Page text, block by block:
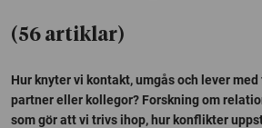
(56 artiklar)
Hur knyter vi kontakt, umgås och lever
partner eller kollegor? Forskning om
som gör att vi trivs ihop, hur konflikter